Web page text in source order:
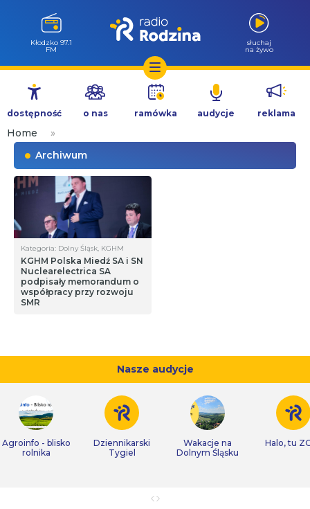
Przejdź
treści
Wołów 99.6
FM
słuchaj
na żywo
dostępność o nas ramówka audycje reklama
Home
»
Archiwum
Kategoria: Dolny Śląsk, KGHM
KGHM Polska Miedź SA i SN
Nuclearelectrica SA
podpisały memorandum o
współpracy przy rozwoju
SMR
Nasze audycje
Agroinfo - blisko
rolnika
Dziennikarski
Tygiel
Wakacje na
Dolnym Śląsku
Halo, tu